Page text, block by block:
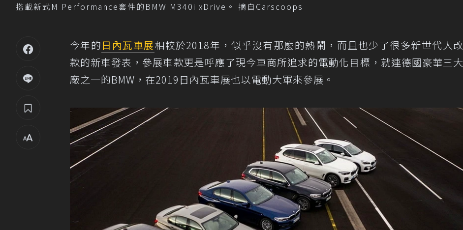
搭載新式M Performance套件的BMW M340i xDrive。 摘自Carscoops
今年的日內瓦車展相較於2018年，似乎沒有那麼的熱鬧，而且也少了很多新世代大改
款的新車發表，參展車款更是呼應了現今車商所追求的電動化目標，就連德國豪華三大
廠之一的BMW，在2019日內瓦車展也以電動大軍來參展。